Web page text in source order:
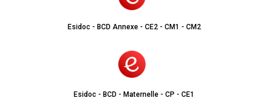
Esidoc - BCD Annexe - CE2 - CM1 - CM2
Esidoc - BCD - Maternelle - CP - CE1